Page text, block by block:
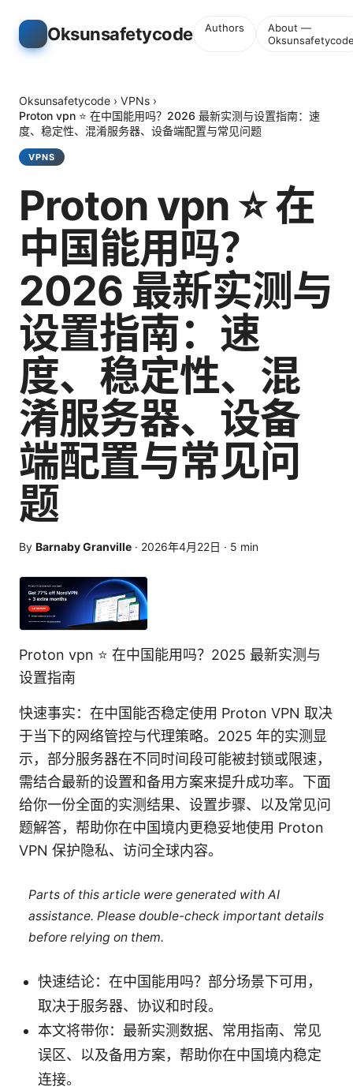
Oksunsafetycode Authors
About —
Oksunsafetycode › VPNs ›
Proton vpn ⭐ 在中国能用吗？2026 最新实测与设置指南：速
度、稳定性、混淆服务器、设备端配置与常见问题
VPNS
Proton vpn ⭐ 在
中国能用吗？
2026 最新实测与
设置指南：速
度、稳定性、混
淆服务器、设备
端配置与常见问
题
By Barnaby Granville · 2026年4月22日 · 5 min
Proton vpn ⭐ 在中国能用吗？2025 最新实测与
设置指南
快速事实：在中国能否稳定使用 Proton VPN 取决
于当下的网络管控与代理策略。2025 年的实测显
示，部分服务器在不同时间段可能被封锁或限速，
需结合最新的设置和备用方案来提升成功率。下面
给你一份全面的实测结果、设置步骤、以及常见问
题解答，帮助你在中国境内更稳妥地使用 Proton
VPN 保护隐私、访问全球内容。
Parts of this article were generated with AI
assistance. Please double-check important details
before relying on them.
快速结论：在中国能用吗？部分场景下可用，
取决于服务器、协议和时段。
本文将带你：最新实测数据、常用指南、常见
误区、以及备用方案，帮助你在中国境内稳定
连接。